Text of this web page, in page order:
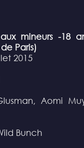
mineurs -18
Paris)
2015
Aomi
Bunch